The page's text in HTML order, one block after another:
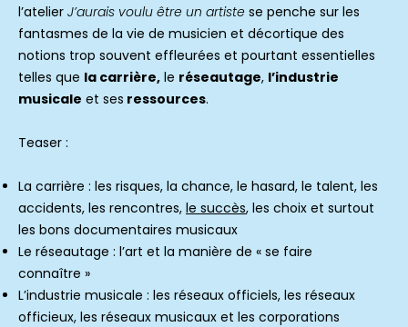
l’atelier J’aurais voulu être un artiste se penche sur les
fantasmes de la vie de musicien et décortique des
notions trop souvent effleurées et pourtant essentielles
telles que la carrière, le réseautage, l’industrie
musicale et ses ressources.
Teaser :
La carrière : les risques, la chance, le hasard, le talent, les
accidents, les rencontres, le succès, les choix et surtout
les bons documentaires musicaux
Le réseautage : l’art et la manière de « se faire
connaître »
L’industrie musicale : les réseaux officiels, les réseaux
officieux, les réseaux musicaux et les corporations